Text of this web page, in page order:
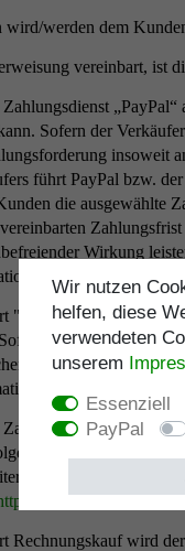
werden dem
vereinbart, ist
Sofern der
insoweit
führt PayPal bzw.
die ausgewählte
Wirkung
"Sofortüberweisung"
legitimieren und
zur Zahlungsart
"Mollie"
„mollie“). Die
Zahlungsdienste
www.mollie.com/de
Rechnungskauf wird
Wir nutzen
helfen, diese
verwendeten
unserem
Essenziell
PayPal